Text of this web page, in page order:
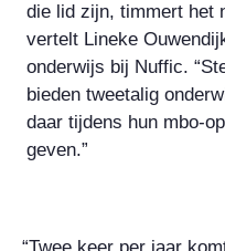
die lid zijn, timmert het
vertelt Lineke
onderwijs bij Nuffic.
bieden tweetalig
daar tijdens hun mbo-
geven.”